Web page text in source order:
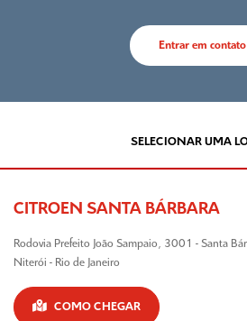
Entrar em contato
SELECIONAR UMA
CITROEN SANTA BÁRBARA
Rodovia Prefeito João Sampaio, 3001 - Santa
Niterói - Rio de Janeiro
COMO CHEGAR